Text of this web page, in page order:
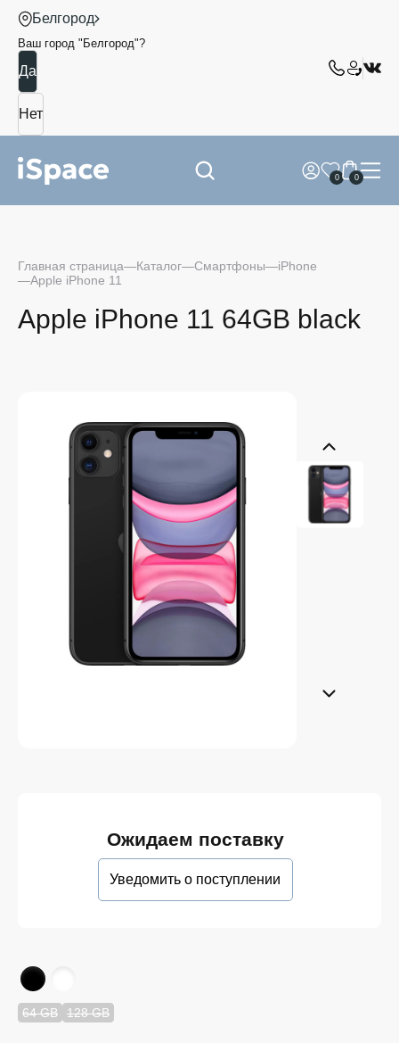
Белгород
Ваш город " Белгород"?
0 0
Главная страница Каталог Смартфоны
iPhone
Apple iPhone 11
Apple iPhone 11 64GB black
Ожидаем поставку
Уведомить о поступлении
64 GB 128 GB